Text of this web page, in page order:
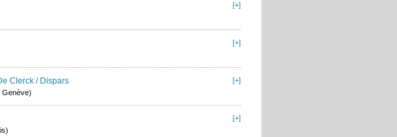
[+]
[+]
Clerck / Dispars
[+]
Genève)
[+]